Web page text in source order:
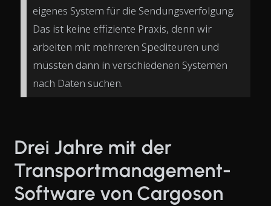
eigenes System für die Sendungsverfolgung.
Das ist keine effiziente Praxis, denn wir
arbeiten mit mehreren Spediteuren und
müssten dann in verschiedenen Systemen
nach Daten suchen.
Drei Jahre mit der
Transportmanagement-
Software von Cargoson